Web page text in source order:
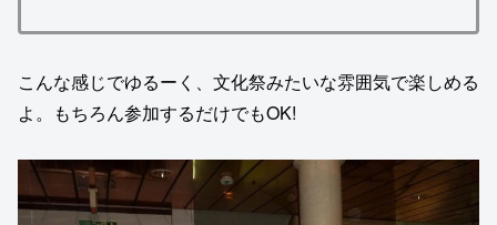
こんな感じでゆるーく、文化祭みたいな雰囲気で楽しめる
よ。もちろん参加するだけでもOK!